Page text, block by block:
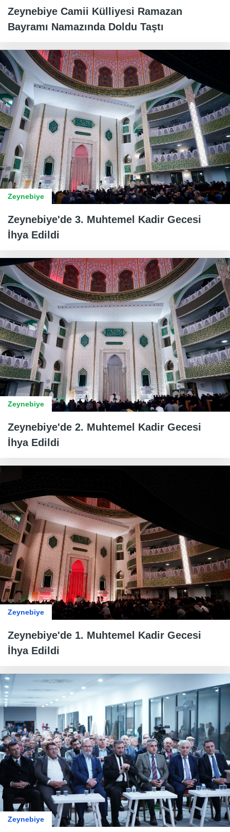
Zeynebiye Camii Külliyesi Ramazan
Bayramı Namazında Doldu Taştı
Zeynebiye
Zeynebiye'de 3. Muhtemel Kadir Gecesi
İhya Edildi
Zeynebiye
Zeynebiye'de 2. Muhtemel Kadir Gecesi
İhya Edildi
Zeynebiye
Zeynebiye'de 1. Muhtemel Kadir Gecesi
İhya Edildi
Zeynebiye